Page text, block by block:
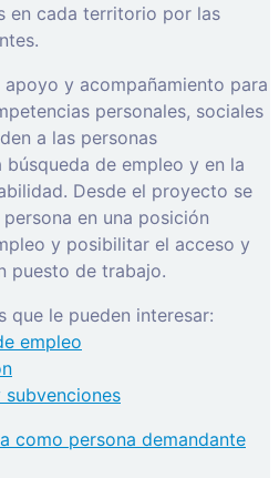
en cada territorio por las
y acompañamiento para
personales, sociales
a las personas
búsqueda de empleo y en la
Desde el proyecto se
en una posición
y posibilitar el acceso y
puesto de trabajo.
que le pueden interesar:
empleo
subvenciones
como persona demandante